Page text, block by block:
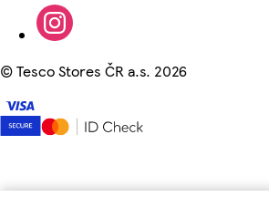
©Tesco Stores ČR a.s. 2026